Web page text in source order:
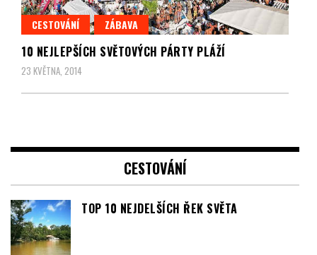
CESTOVÁNÍ ZÁBAVA
10 NEJLEPŠÍCH SVĚTOVÝCH PÁRTY PLÁŽÍ
23 KVĚTNA, 2014
CESTOVÁNÍ
TOP 10 NEJDELŠÍCH ŘEK SVĚTA